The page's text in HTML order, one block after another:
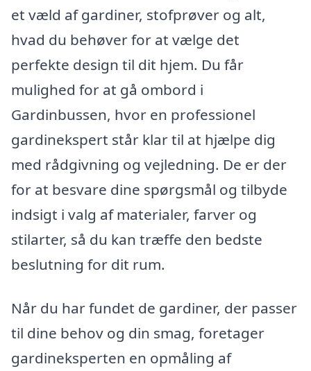
et væld af gardiner, stofprøver og alt,
hvad du behøver for at vælge det
perfekte design til dit hjem. Du får
mulighed for at gå ombord i
Gardinbussen, hvor en professionel
gardinekspert står klar til at hjælpe dig
med rådgivning og vejledning. De er der
for at besvare dine spørgsmål og tilbyde
indsigt i valg af materialer, farver og
stilarter, så du kan træffe den bedste
beslutning for dit rum.
Når du har fundet de gardiner, der passer
til dine behov og din smag, foretager
gardineksperten en opmåling af